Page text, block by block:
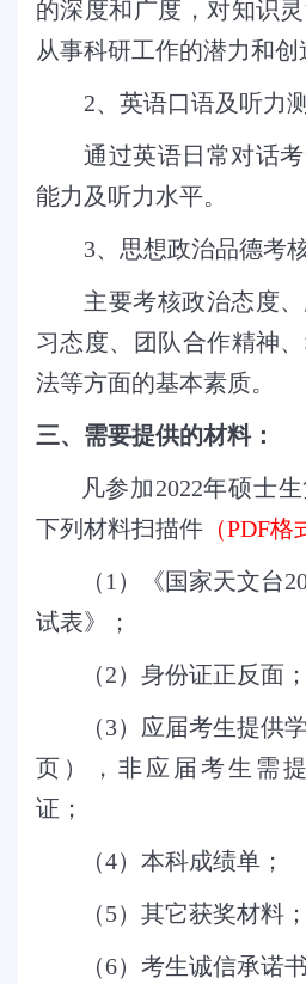
的深度和广度，对知识
从事科研工作的潜力和创
2、英语口语及听力
通过英语日常对话
能力及听力水平。
3、思想政治品德考
主要考核政治态度
习态度、团队合作精神
法等方面的基本素质。
三、需要提供的材料：
凡参加2022年硕士
下列材料扫描件 （PDF格
（1 ）《国家天文台
试表》；
（2）身份证正反面；
（3）应届考生提供
页），非应届考生需
证；
（4）本科成绩单；
（5）其它获奖材料；
（6）考生诚信承诺书